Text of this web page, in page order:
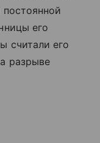
его
считали его
разрыве